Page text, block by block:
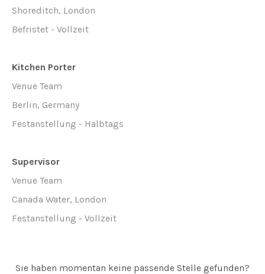
Shoreditch, London
Befristet - Vollzeit
Kitchen Porter
Venue Team
Berlin, Germany
Festanstellung - Halbtags
Supervisor
Venue Team
Canada Water, London
Festanstellung - Vollzeit
Sie haben momentan keine passende Stelle gefunden?